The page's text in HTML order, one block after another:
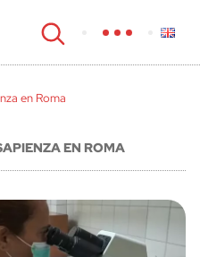
en Roma
EN ROMA